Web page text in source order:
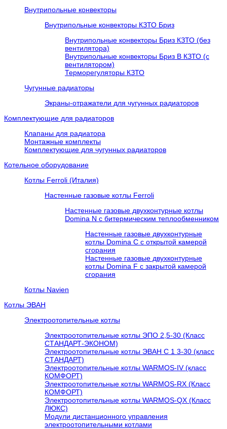
Внутрипольные конвекторы
Внутрипольные конвекторы КЗТО Бриз
Внутрипольные конвекторы Бриз КЗТО (без
вентилятора)
Внутрипольные конвекторы Бриз В КЗТО (с
вентилятором)
Терморегуляторы КЗТО
Чугунные радиаторы
Экраны-отражатели для чугунных радиаторов
Комплектующие для радиаторов
Клапаны для радиатора
Монтажные комплекты
Комплектующие для чугунных радиаторов
Котельное оборудование
Котлы Ferroli (Италия)
Настенные газовые котлы Ferroli
Настенные газовые двухконтурные котлы
Domina N с битермическим теплообменником
Настенные газовые двухконтурные
котлы Domina C с открытой камерой
сгорания
Настенные газовые двухконтурные
котлы Domina F с закрытой камерой
сгорания
Котлы Navien
Котлы ЭВАН
Электроотопительные котлы
Электроотопительные котлы ЭПО 2,5-30 (Класс
СТАНДАРТ-ЭКОНОМ)
Электроотопительные котлы ЭВАН С 1 3-30 (класс
СТАНДАРТ)
Электроотопительные котлы WARMOS-IV (класс
КОМФОРТ)
Электроотопительные котлы WARMOS-RX (Класс
КОМФОРТ)
Электроотопительные котлы WARMOS-QX (Класс
ЛЮКС)
Модули дистанционного управления
электроотопительными котлами